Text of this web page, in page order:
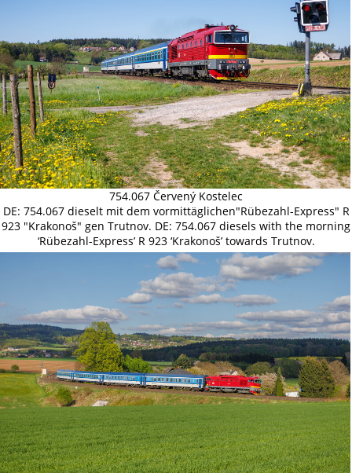
754.067 Červený Kostelec
DE: 754.067 dieselt mit dem vormittäglichen"Rübezahl-Express" R
923 "Krakonoš" gen Trutnov. DE: 754.067 diesels with the morning
‘Rübezahl-Express’ R 923 ‘Krakonoš’ towards Trutnov.